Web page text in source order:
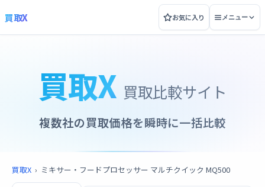
買取X お気に入り メニュー
買取X 買取比較サイト
複数社の買取価格を瞬時に一括比較
買取X › ミキサー・フードプロセッサー マルチクイック MQ500